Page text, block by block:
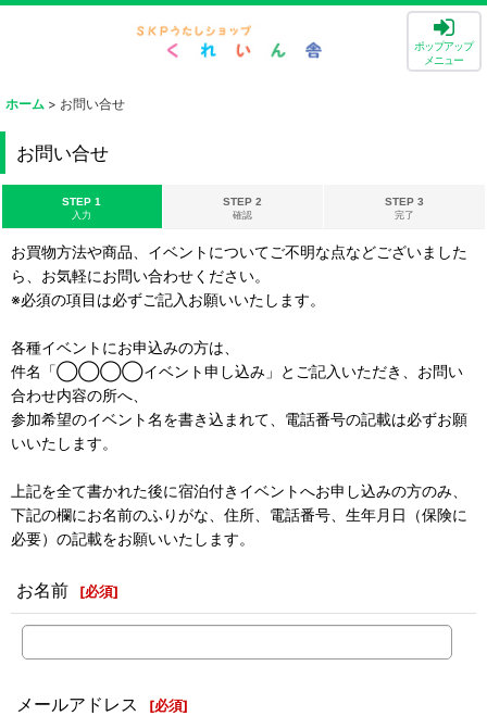
ポップアップ
メニュー
ホーム > お問い合せ
お問い合せ
STEP 1
入力
STEP 2
確認
STEP 3
完了
お買物方法や商品、イベントについてご不明な点などございました
ら、お気軽にお問い合わせください。
※必須の項目は必ずご記入お願いいたします。
各種イベントにお申込みの方は、
件名「◯◯◯◯イベント申し込み」とご記入いただき、お問い
合わせ内容の所へ、
参加希望のイベント名を書き込まれて、電話番号の記載は必ずお願
いいたします。
上記を全て書かれた後に宿泊付きイベントへお申し込みの方のみ、
下記の欄にお名前のふりがな、住所、電話番号、生年月日（保険に
必要）の記載をお願いいたします。
お名前 [必須]
メールアドレス [必須]